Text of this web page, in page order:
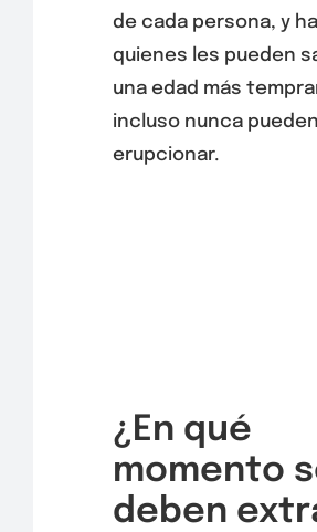
de cada persona, y
quienes les pueden
una edad más
incluso nunca pueden
erupcionar.
¿En qué
momento
deben